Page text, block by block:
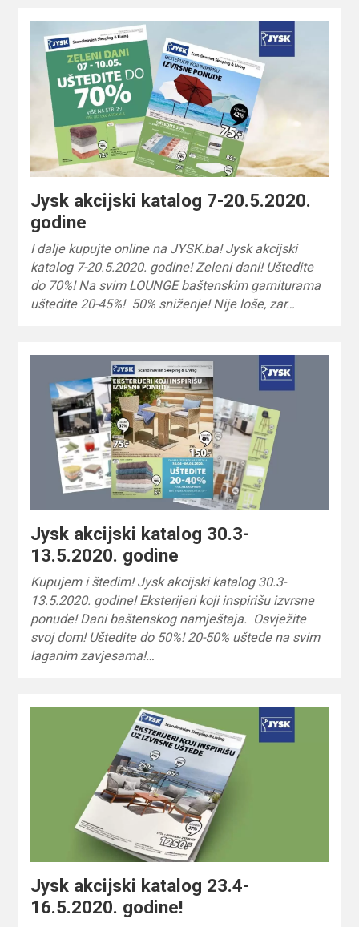
Jysk akcijski katalog 7-20.5.2020.
godine
I dalje kupujte online na JYSK.ba! Jysk akcijski
katalog 7-20.5.2020. godine! Zeleni dani! Uštedite
do 70%! Na svim LOUNGE baštenskim garniturama
uštedite 20-45%! 50% sniženje! Nije loše, zar…
Jysk akcijski katalog 30.3-
13.5.2020. godine
Kupujem i štedim! Jysk akcijski katalog 30.3-
13.5.2020. godine! Eksterijeri koji inspirišu izvrsne
ponude! Dani baštenskog namještaja. Osvježite
svoj dom! Uštedite do 50%! 20-50% uštede na svim
laganim zavjesama!…
Jysk akcijski katalog 23.4-
16.5.2020. godine!